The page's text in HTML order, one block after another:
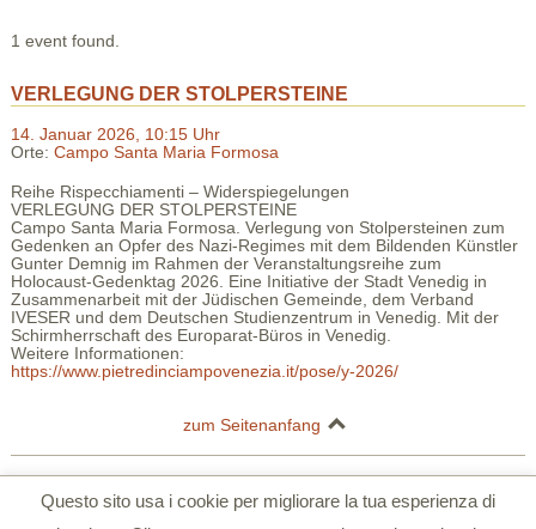
1 event found.
VERLEGUNG DER STOLPERSTEINE
14. Januar 2026, 10:15 Uhr
Orte: Campo Santa Maria Formosa
Reihe Rispecchiamenti – Widerspiegelungen
VERLEGUNG DER STOLPERSTEINE
Campo Santa Maria Formosa. Verlegung von Stolpersteinen zum
Gedenken an Opfer des Nazi-Regimes mit dem Bildenden Künstler
Gunter Demnig im Rahmen der Veranstaltungsreihe zum
Holocaust-Gedenktag 2026. Eine Initiative der Stadt Venedig in
Zusammenarbeit mit der Jüdischen Gemeinde, dem Verband
IVESER und dem Deutschen Studienzentrum in Venedig. Mit der
Schirmherrschaft des Europarat-Büros in Venedig.
Weitere Informationen:
https://www.pietredinciampovenezia.it/pose/y-2026/
zum Seitenanfang
S.Polo 2765/a Calle Corner 30125 Venezia
Questo sito usa i cookie per migliorare la tua esperienza di